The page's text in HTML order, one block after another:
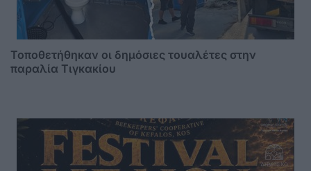
Τοποθετήθηκαν οι δημόσιες τουαλέτες στην
παραλία Τιγκακίου